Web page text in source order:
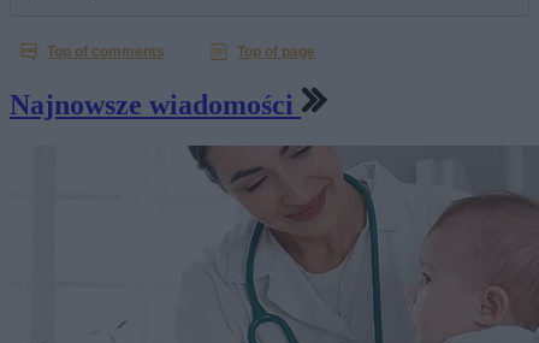
Najnowsze wiadomości